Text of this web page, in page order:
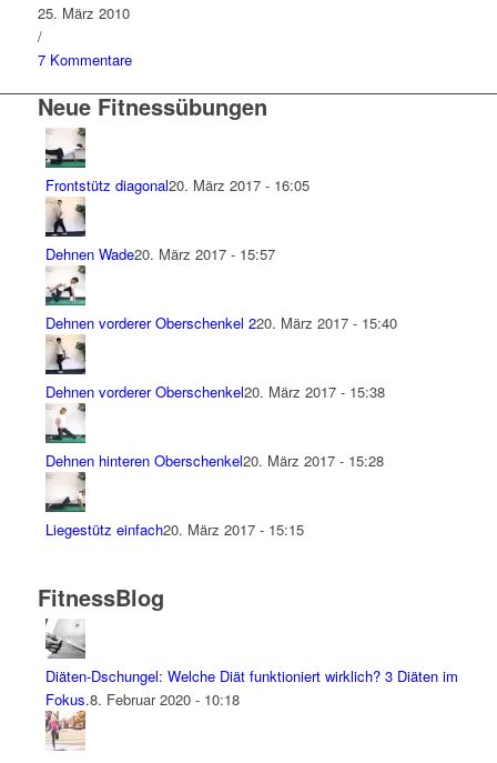
25. März 2010
/
7 Kommentare
Neue Fitnessübungen
Frontstütz diagonal20. März 2017 - 16:05
Dehnen Wade20. März 2017 - 15:57
Dehnen vorderer Oberschenkel 220. März 2017 - 15:40
Dehnen vorderer Oberschenkel20. März 2017 - 15:38
Dehnen hinteren Oberschenkel20. März 2017 - 15:28
Liegestütz einfach20. März 2017 - 15:15
FitnessBlog
Diäten-Dschungel: Welche Diät funktioniert wirklich? 3 Diäten im
Fokus.8. Februar 2020 - 10:18